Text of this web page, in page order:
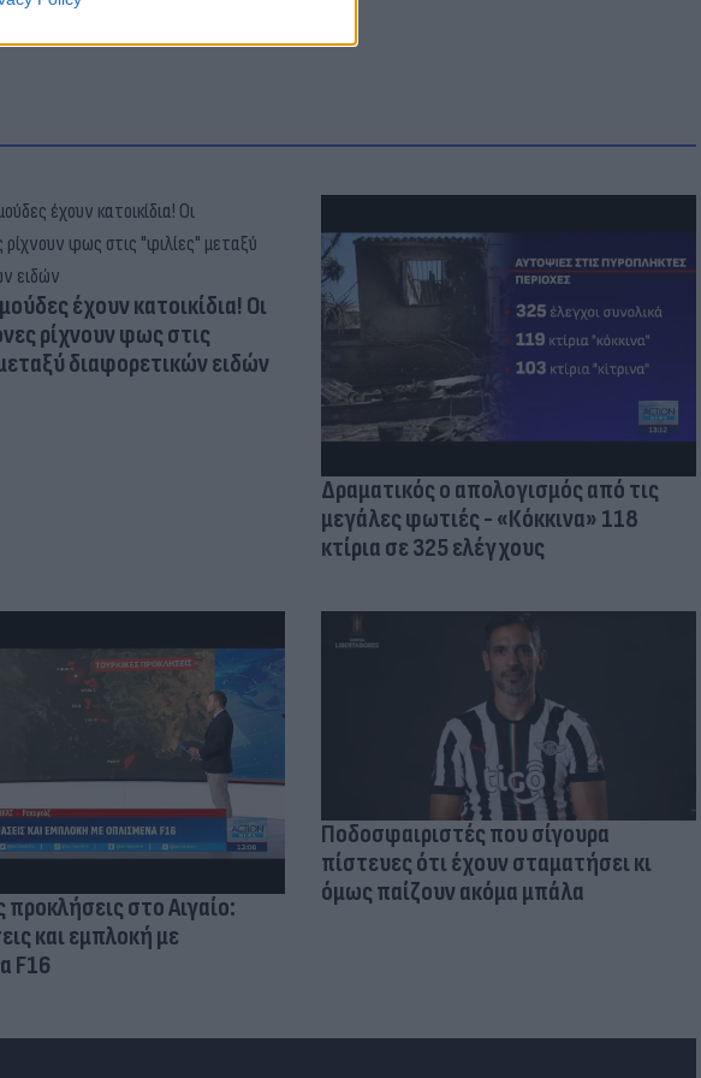
έχουν κατοικίδια! Οι
ρίχνουν φως στις
διαφορετικών ειδών
Δραματικός ο απολογισμός από τις
μεγάλες φωτιές - «Κόκκινα» 118
κτίρια σε 325 ελέγχους
προκλήσεις στο Αιγαίο:
και εμπλοκή με
F16
Ποδοσφαιριστές που σίγουρα
πίστευες ότι έχουν σταματήσει κι
όμως παίζουν ακόμα μπάλα